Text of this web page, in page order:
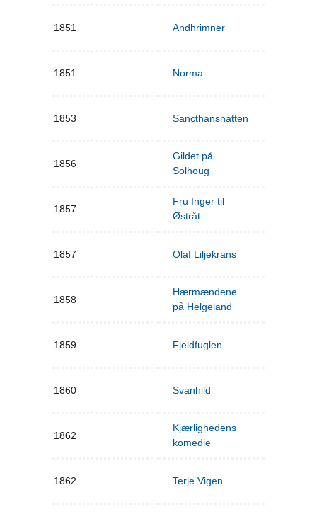
1851 Andhrimner
1851 Norma
1853 Sancthansnatten
1856
Gildet på
Solhoug
1857
Fru Inger til
Østråt
1857 Olaf Liljekrans
1858
Hærmændene
på Helgeland
1859 Fjeldfuglen
1860 Svanhild
1862
Kjærlighedens
komedie
1862 Terje Vigen